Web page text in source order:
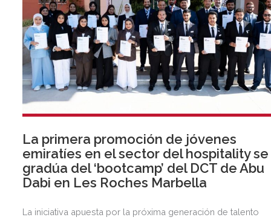
La primera promoción de jóvenes
emiratíes en el sector del hospitality se
gradúa del ‘bootcamp’ del DCT de Abu
Dabi en Les Roches Marbella
La iniciativa apuesta por la próxima generación de talento